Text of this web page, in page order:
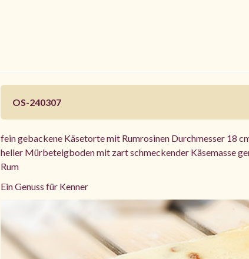
OS-240307
fein gebackene Käsetorte mit Rumrosinen Durchmesser 18
heller Mürbeteigboden mit zart schmeckender Käsemasse
Rum
Ein Genuss für Kenner